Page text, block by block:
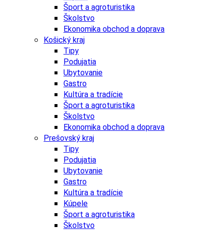
Šport a agroturistika
Školstvo
Ekonomika obchod a doprava
Košický kraj
Tipy
Podujatia
Ubytovanie
Gastro
Kultúra a tradície
Šport a agroturistika
Školstvo
Ekonomika obchod a doprava
Prešovský kraj
Tipy
Podujatia
Ubytovanie
Gastro
Kultúra a tradície
Kúpele
Šport a agroturistika
Školstvo